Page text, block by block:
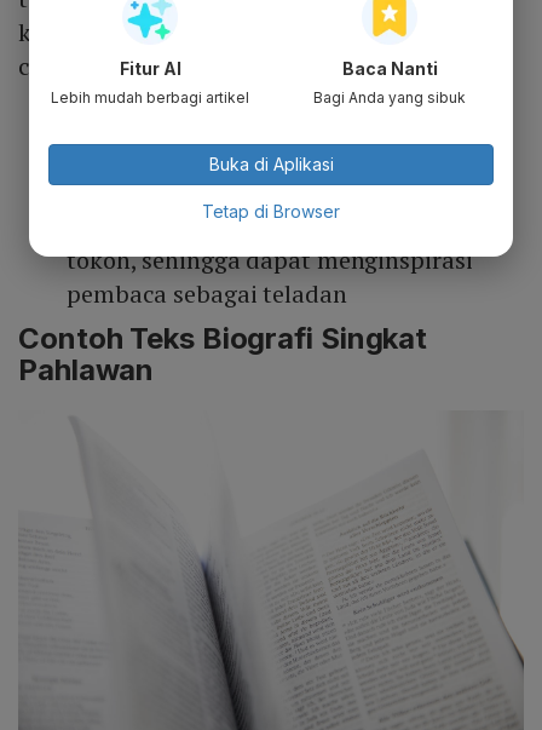
kategori biografi, atau tidak. Berikut ciri-
cirinya:
pengalaman hidup tokoh
Disampaikan dalam bentuk narasi
Memuat peristiwa penting yang dialami
tokoh, sehingga dapat menginspirasi
pembaca sebagai teladan
Contoh Teks Biografi Singkat
Pahlawan
Fitur AI
Lebih mudah berbagi artikel
Baca Nanti
Bagi Anda yang sibuk
Buka di Aplikasi
Tetap di Browser